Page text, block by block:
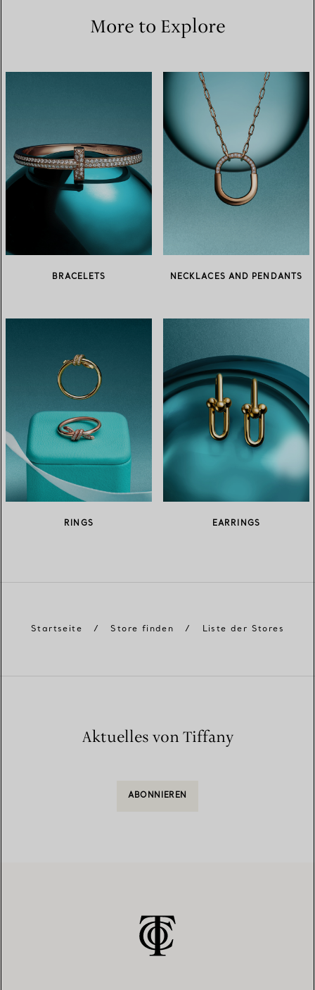
More to Explore
BRACELETS NECKLACES AND PENDANTS
RINGS EARRINGS
Startseite / Store finden / Liste der Stores
Aktuelles von Tiffany
ABONNIEREN